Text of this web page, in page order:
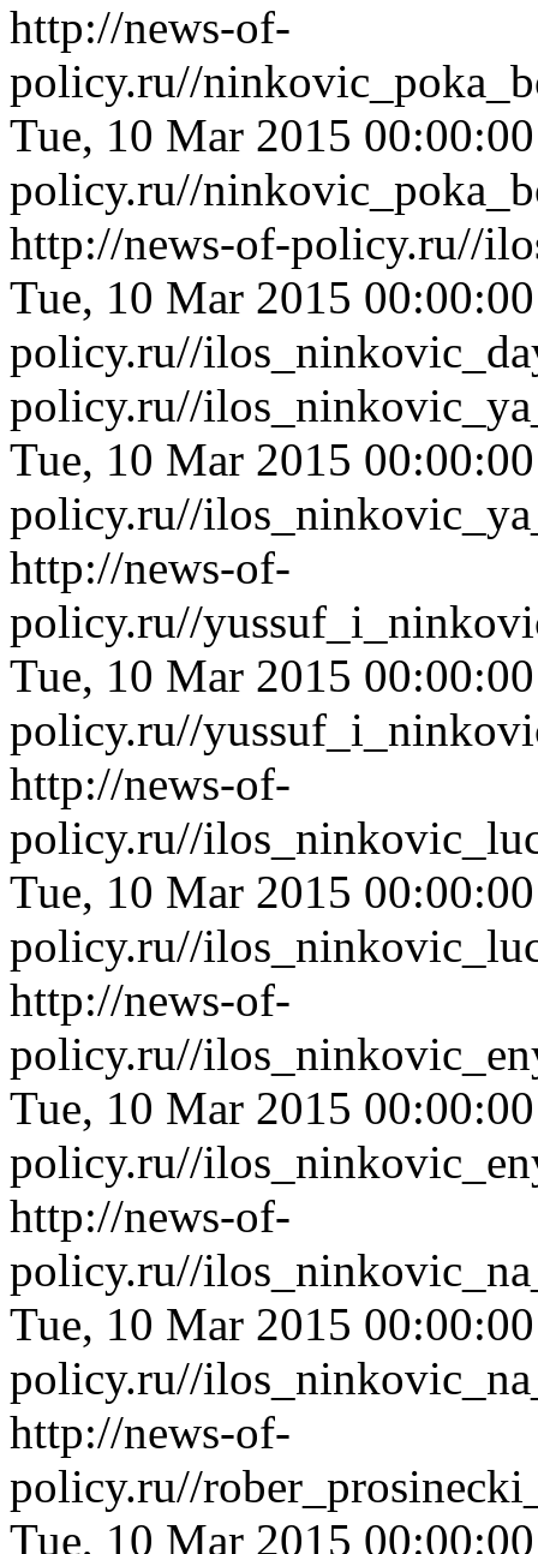
http://news-of-
policy.ru//
Tue, 10 Mar 2015
policy.ru//
http://news-of-policy.ru//
Tue, 10 Mar 2015
policy.ru//
policy.ru//
Tue, 10 Mar 2015
policy.ru//
http://news-of-
policy.ru//
Tue, 10 Mar 2015
policy.ru//
http://news-of-
policy.ru//
Tue, 10 Mar 2015
policy.ru//
http://news-of-
policy.ru//
Tue, 10 Mar 2015
policy.ru//
http://news-of-
policy.ru//
Tue, 10 Mar 2015
policy.ru//
http://news-of-
policy.ru//
Tue, 10 Mar 2015